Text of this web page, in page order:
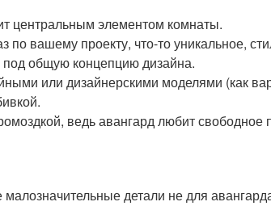
центральным элементом комнаты.
вашему проекту, что-то уникальное,
общую концепцию дизайна.
или дизайнерскими моделями (как
ведь авангард любит свободное
детали не для